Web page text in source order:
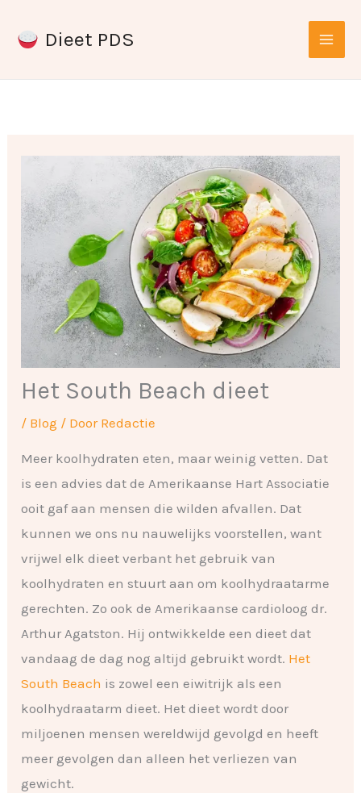
naar
Dieet PDS
Het South Beach dieet
/ Blog / Door Redactie
Meer koolhydraten eten, maar weinig vetten. Dat
is een advies dat de Amerikaanse Hart Associatie
ooit gaf aan mensen die wilden afvallen. Dat
kunnen we ons nu nauwelijks voorstellen, want
vrijwel elk dieet verbant het gebruik van
koolhydraten en stuurt aan om koolhydraatarme
gerechten. Zo ook de Amerikaanse cardioloog dr.
Arthur Agatston. Hij ontwikkelde een dieet dat
vandaag de dag nog altijd gebruikt wordt. Het
South Beach is zowel een eiwitrijk als een
koolhydraatarm dieet. Het dieet wordt door
miljoenen mensen wereldwijd gevolgd en heeft
meer gevolgen dan alleen het verliezen van
gewicht.